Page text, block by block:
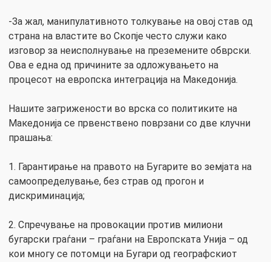
-За жал, манипулативното толкување на овој став од
страна на властите во Скопјe често служи како
изговор за неисполнување на преземените обврски.
Ова е една од причините за одложувањето на
процесот на европска интеграција на Македонија.
Нашите загрижености во врска со политиките на
Македонија се првенствено поврзани со две клучни
прашања:
1. Гарантирање на правото на Бугарите во земјата на
самоопределување, без страв од прогон и
дискриминација;
2. Спречување на провокации против милиони
бугарски граѓани – граѓани на Европската Унија – од
кои многу се потомци на Бугари од географскиот